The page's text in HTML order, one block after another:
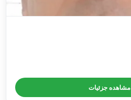
مشاهده جزئیات